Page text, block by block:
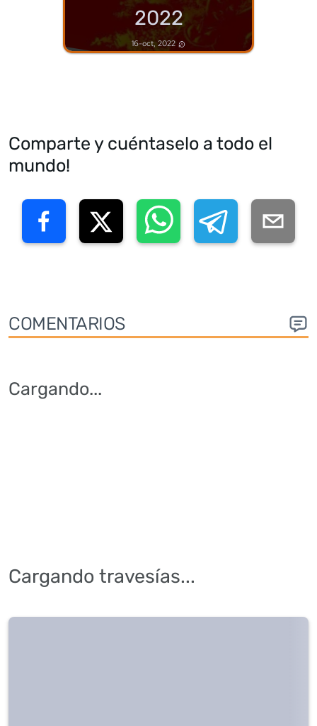
2022
16-oct, 2022
Comparte y cuéntaselo a todo el
mundo!
COMENTARIOS
Cargando...
Cargando travesías...